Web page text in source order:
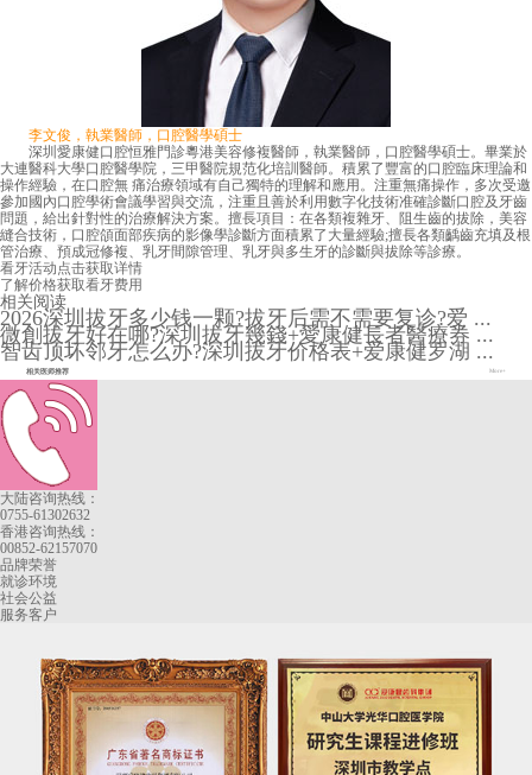
李文俊，執業醫師，口腔醫學碩士
深圳愛康健口腔恒雅門診粵港美容修複醫師，執業醫師，口腔醫學碩士。畢業於
大連醫科大學口腔醫學院，三甲醫院規范化培訓醫師。積累了豐富的口腔臨床理論和
操作經驗，在口腔無 痛治療領域有自己獨特的理解和應用。注重無痛操作，多次受邀
參加國內口腔學術會議學習與交流，注重且善於利用數字化技術准確診斷口腔及牙齒
問題，給出針對性的治療解決方案。擅長項目：在各類複雜牙、阻生齒的拔除，美容
縫合技術，口腔頜面部疾病的影像學診斷方面積累了大量經驗;擅長各類齲齒充填及根
管治療、預成冠修複、乳牙間隙管理、乳牙與多生牙的診斷與拔除等診療。
看牙活动点击获取详情
了解价格获取看牙费用
相关阅读
2026深圳拔牙多少钱一颗?拔牙后需不需要复诊?爱 ...
微創拔牙好在哪?深圳拔牙幾錢+愛康健長者醫療券 ...
智齿顶坏邻牙怎么办?深圳拔牙价格表+爱康健罗湖 ...
相关医师推荐 More+
大陆咨询热线：
0755-61302632
香港咨询热线：
00852-62157070
品牌荣誉
就诊环境
社会公益
服务客户